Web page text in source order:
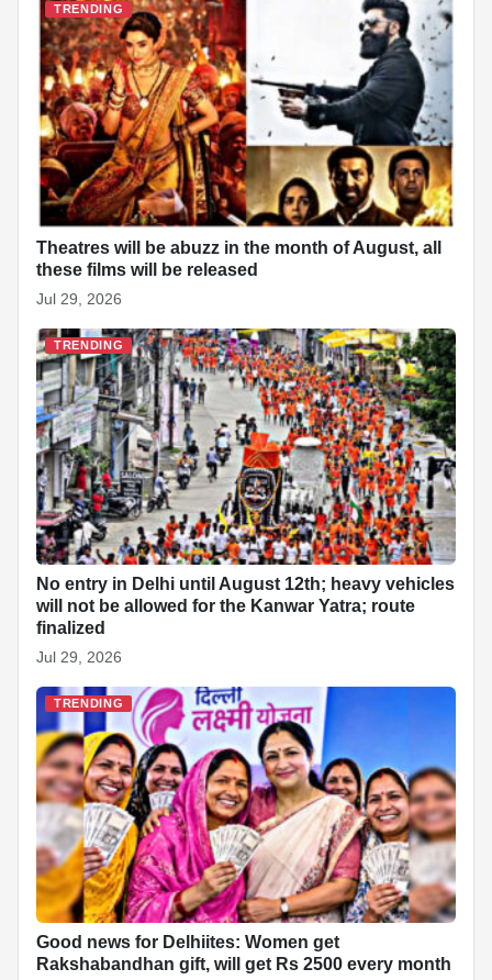
TRENDING
Theatres will be abuzz in the month of August, all
these films will be released
Jul 29, 2026
TRENDING
No entry in Delhi until August 12th; heavy vehicles
will not be allowed for the Kanwar Yatra; route
finalized
Jul 29, 2026
TRENDING
Good news for Delhiites: Women get
Rakshabandhan gift, will get Rs 2500 every month